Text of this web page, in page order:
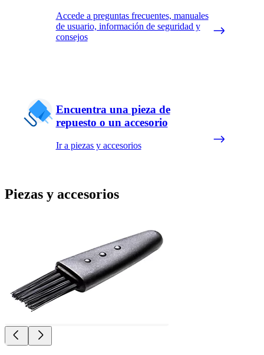
Accede a preguntas frecuentes, manuales
de usuario, información de seguridad y
consejos
Encuentra una pieza de
repuesto o un accesorio
Ir a piezas y accesorios
Piezas y accesorios